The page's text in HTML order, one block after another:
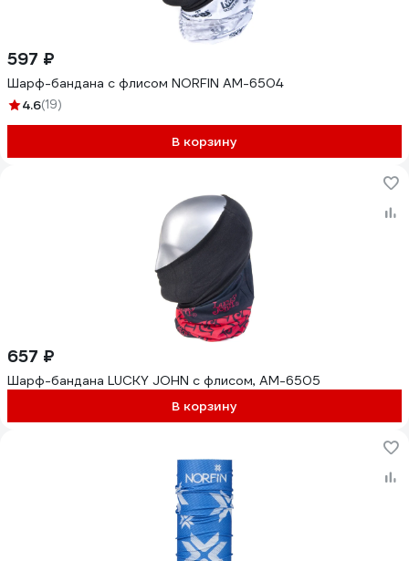
597 ₽
Шарф-бандана с флисом NORFIN AM-6504
4.6(19)
В корзину
657 ₽
Шарф-бандана LUCKY JOHN с флисом, AM-6505
В корзину